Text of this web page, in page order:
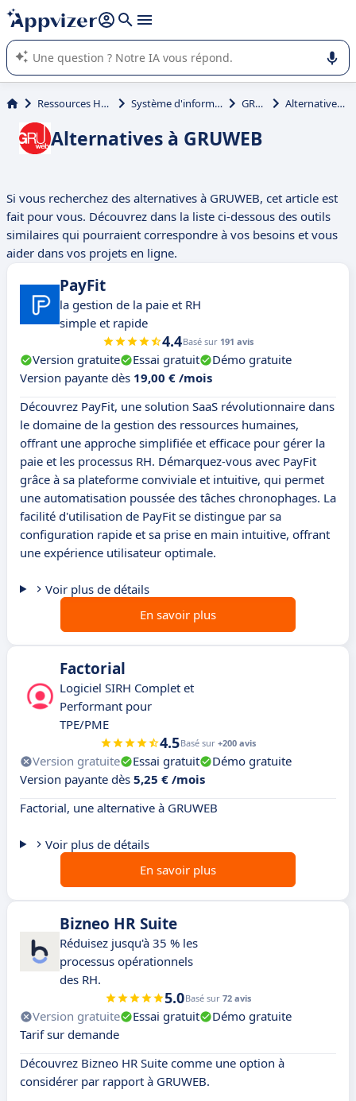
répondre (plusieurs lignes avec
L'IA de Appvizer vous guide dans l'utilisation ou la sélection de
logiciel SaaS en entreprise.
Ressources Humaines (RH) Système d'information RH (SIRH) GRUWEB Alternatives à GRUWEB
Alternatives à GRUWEB
Si vous recherchez des alternatives à GRUWEB, cet article est
fait pour vous. Découvrez dans la liste ci-dessous des outils
similaires qui pourraient correspondre à vos besoins et vous
aider dans vos projets en ligne.
PayFit
la gestion de la paie et RH
simple et rapide
4.4Basé sur 191 avis
Version gratuite Essai gratuit
Démo gratuite
Version payante dès 19,00 € /mois
Découvrez PayFit, une solution SaaS révolutionnaire dans
le domaine de la gestion des ressources humaines,
offrant une approche simplifiée et efficace pour gérer la
paie et les processus RH. Démarquez-vous avec PayFit
grâce à sa plateforme conviviale et intuitive, qui permet
une automatisation poussée des tâches chronophages. La
facilité d'utilisation de PayFit se distingue par sa
configuration rapide et sa prise en main intuitive, offrant
une expérience utilisateur optimale.
Voir plus de détails
En savoir plus
Factorial
Logiciel SIRH Complet et
Performant pour
TPE/PME
4.5Basé sur +200 avis
Version gratuite Essai gratuit
Démo gratuite
Version payante dès 5,25 € /mois
Factorial, une alternative à GRUWEB
Voir plus de détails
En savoir plus
Bizneo HR Suite
Réduisez jusqu'à 35 % les
processus opérationnels
des RH.
5.0Basé sur 72 avis
Version gratuite Essai gratuit
Démo gratuite
Tarif sur demande
Découvrez Bizneo HR Suite comme une option à
considérer par rapport à GRUWEB.